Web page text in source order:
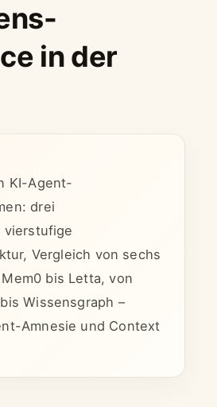
in der
KI-Agent-
drei
vierstufige
Vergleich von sechs
bis Letta, von
Wissensgraph –
Amnesie und Context